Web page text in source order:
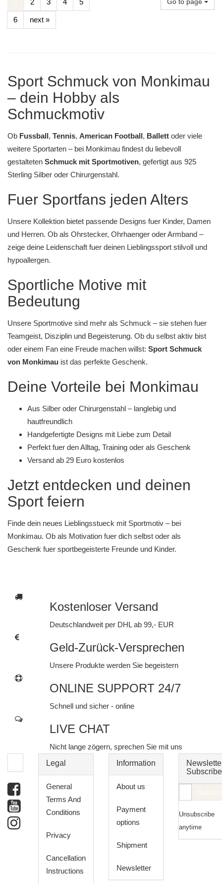
6 next »
Sport Schmuck von Monkimau
– dein Hobby als
Schmuckmotiv
Ob Fussball, Tennis, American Football, Ballett oder viele
weitere Sportarten – bei Monkimau findest du liebevoll
gestalteten Schmuck mit Sportmotiven, gefertigt aus 925
Sterling Silber oder Chirurgenstahl.
Fuer Sportfans jeden Alters
Unsere Kollektion bietet passende Designs fuer Kinder, Damen
und Herren. Ob als Ohrstecker, Ohrhaenger oderArmband –
zeige deine Leidenschaft fuer deinen Lieblingssport stilvoll und
hypoallergen.
Sportliche Motive mit
Bedeutung
Unsere Sportmotive sind mehr als Schmuck – sie stehen fuer
Teamgeist, Disziplin und Begeisterung. Ob du selbst aktiv bist
oder einem Fan eine Freude machen willst: Sport Schmuck
von Monkimau ist das perfekte Geschenk.
Deine Vorteile bei Monkimau
Aus Silber oder Chirurgenstahl – langlebig und
hautfreundlich
Handgefertigte Designs mit Liebe zum Detail
Perfekt fuer den Alltag, Training oder als Geschenk
Versand ab 29 Euro kostenlos
Jetzt entdecken und deinen
Sport feiern
Finde dein neues Lieblingsstueck mit Sportmotiv – bei
Monkimau. Ob als Motivation fuer dich selbst oder als
Geschenk fuer sportbegeisterte Freunde und Kinder.
Kostenloser Versand
Deutschlandweit per DHL ab 99,- EUR
Geld-Zurück-Versprechen
Unsere Produkte werden Sie begeistern
ONLINE SUPPORT 24/7
Schnell und sicher - online
LIVE CHAT
Nicht lange zögern, sprechen Sie mit uns
Legal
General
Terms And
Conditions
Privacy
Cancellation
Instructions
Information
About us
Payment
options
Shipment
Newsletter
Subscribe
Mail
address
Unsubscribe
anytime